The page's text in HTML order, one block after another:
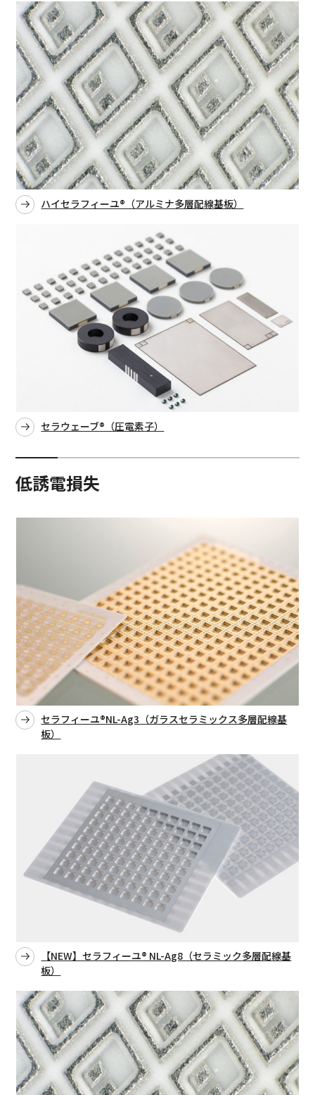
ハイセラフィーユ®（アルミナ多層配線基板）
セラウェーブ®（圧電素子）
低誘電損失
セラフィーユ®NL-Ag3（ガラスセラミックス多層配線基
板）
【NEW】セラフィーユ® NL-Ag8（セラミック多層配線基
板）